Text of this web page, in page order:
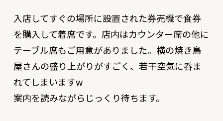
入店してすぐの場所に設置された券売機で食券
を購入して着席です。店内はカウンター席の他に
テーブル席もご用意がありました。横の焼き鳥
屋さんの盛り上がりがすごく、若干空気に呑ま
れてしまいますw
案内を読みながらじっくり待ちます。